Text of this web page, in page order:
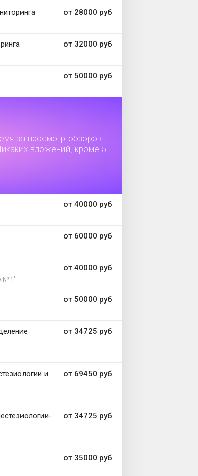
от 28000 руб
от 32000 руб
от 50000 руб
за просмотр обзоров
вложений, кроме 5
от 40000 руб
от 60000 руб
от 40000 руб
№ 1"
от 50000 руб
от 34725 руб
от 69450 руб
и
от 34725 руб
от 35000 руб